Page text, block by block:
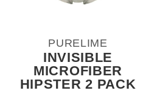
PURELIME
INVISIBLE
MICROFIBER
HIPSTER 2 PACK